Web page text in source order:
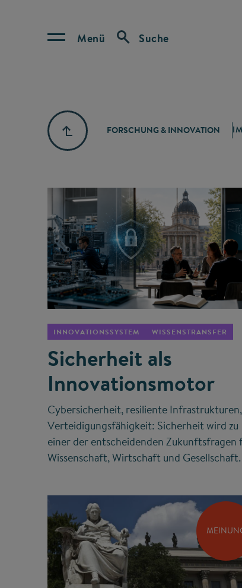
Menü Suche
FORSCHUNG & INNOVATION
INNOVATIONSSYSTEM WISSENSTRANSFER
Sicherheit als
Innovationsmotor
Cybersicherheit, resiliente Infrastrukturen,
Verteidigungsfähigkeit: Sicherheit wird zu
einer der entscheidenden Zukunftsfragen
Wissenschaft, Wirtschaft und Gesellschaft.